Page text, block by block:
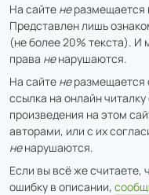
На сайте неразмещается
Представлен лишь
(не более 20% текста). И
права ненарушаются.
На сайте неразмещается
ссылка на онлайн читалку
произведения на этом
авторами, или с их
ненарушаются.
Если вы всё же считаете,
ошибку в описании,